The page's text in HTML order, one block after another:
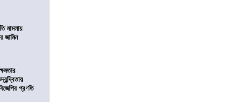
মামলায়
জামিন
প্রণতি